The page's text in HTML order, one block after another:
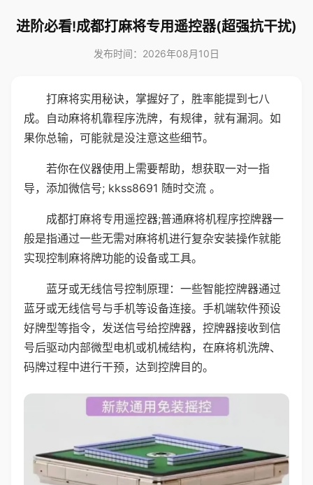
进阶必看!成都打麻将专用遥控器(超强抗干扰)
发布时间：2026年08月10日
打麻将实用秘诀，掌握好了，胜率能提到七八
成。自动麻将机靠程序洗牌，有规律，就有漏洞。如
果你总输，可能就是没注意这些细节。
若你在仪器使用上需要帮助，想获取一对一指
导，添加微信号; kkss8691 随时交流 。
成都打麻将专用遥控器;普通麻将机程序控牌器一
般是指通过一些无需对麻将机进行复杂安装操作就能
实现控制麻将牌功能的设备或工具。
蓝牙或无线信号控制原理：一些智能控牌器通过
蓝牙或无线信号与手机等设备连接。手机端软件预设
好牌型等指令，发送信号给控牌器，控牌器接收到信
号后驱动内部微型电机或机械结构，在麻将机洗牌、
码牌过程中进行干预，达到控牌目的。